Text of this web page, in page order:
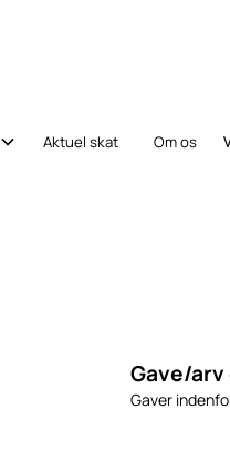
Aktuel skat Om os
Gave/
Gaver